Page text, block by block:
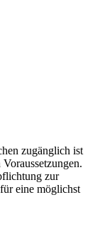
zugänglich ist
zur
eine möglichst